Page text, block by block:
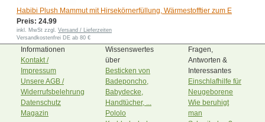
Habibi Plush Mammut mit Hirsekörnerfüllung, Wärmestofftier zum E
Preis: 24.99
inkl. MwSt zzgl. Versand / Lieferzeiten
Versandkostenfrei DE ab 80 €
Informationen
Kontakt /
Impressum
Unsere AGB /
Widerrufsbelehrung
Datenschutz
Magazin
Wissenswertes
über
Besticken von
Badeponcho,
Babydecke,
Handtücher, ...
Pololo
Fragen,
Antworten &
Interessantes
Einschlafhilfe für
Neugeborene
Wie beruhigt
man